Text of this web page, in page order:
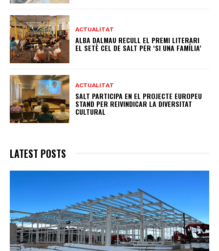
ACTUALITAT
ALBA DALMAU RECULL EL PREMI LITERARI
EL SETÈ CEL DE SALT PER ‘SI UNA FAMÍLIA’
ACTUALITAT
SALT PARTICIPA EN EL PROJECTE EUROPEU
STAND PER REIVINDICAR LA DIVERSITAT
CULTURAL
LATEST POSTS